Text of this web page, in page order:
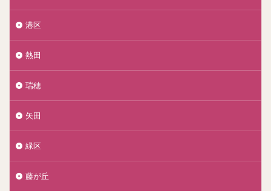
港区
熱田
瑞穂
矢田
緑区
藤が丘